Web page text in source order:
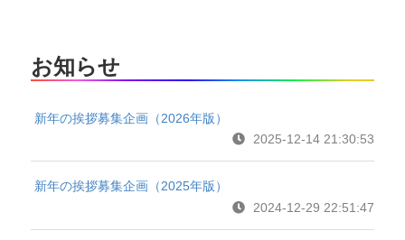
お知らせ
新年の挨拶募集企画（2026年版）
2025-12-14 21:30:53
新年の挨拶募集企画（2025年版）
2024-12-29 22:51:47